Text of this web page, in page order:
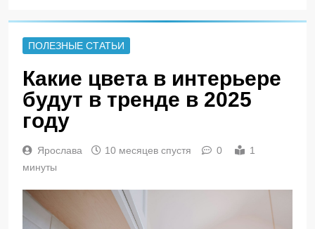
ПОЛЕЗНЫЕ СТАТЬИ
Какие цвета в интерьере
будут в тренде в 2025
году
Ярослава 10 месяцев спустя 0
1
минуты